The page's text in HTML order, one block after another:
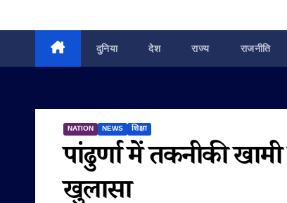
दुनिया देश राज्य राजनीति
NATION NEWS शिक्षा
पांढुर्णा में तकनीकी
खुलासा